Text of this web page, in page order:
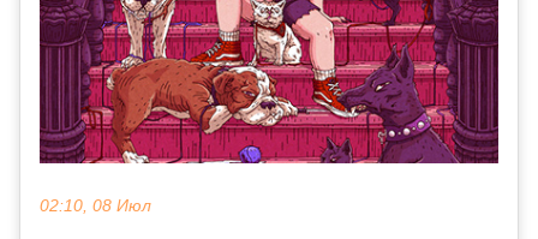
02:10, 08 Июл